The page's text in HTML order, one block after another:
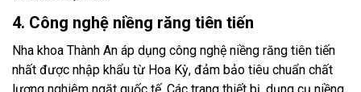
4. Công nghệ niềng răng tiên tiến
Nha khoa Thành An áp dụng công nghệ niềng răng tiên tiến
nhất được nhập khẩu từ Hoa Kỳ, đảm bảo tiêu chuẩn chất
lượng nghiêm ngặt quốc tế. Các trang thiết bị, dụng cụ niềng